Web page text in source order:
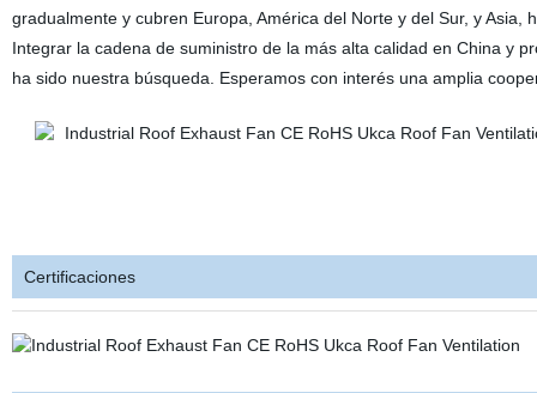
gradualmente y cubren Europa, América del Norte y del Sur, y
Integrar la cadena de suministro de la más alta calidad en China y
ha sido nuestra búsqueda. Esperamos con interés una amplia
Certificaciones